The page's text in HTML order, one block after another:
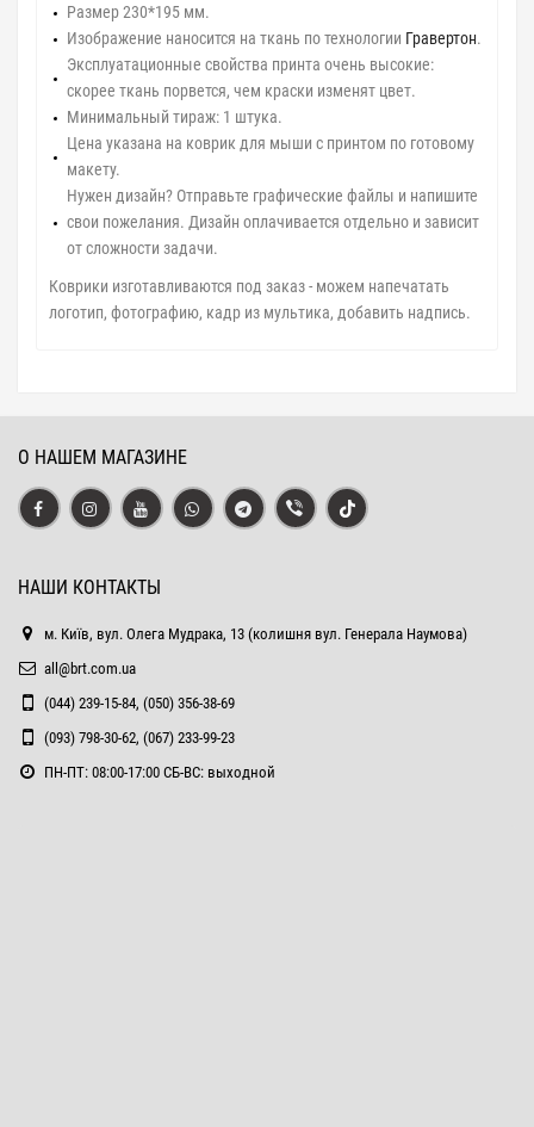
Размер 230*195 мм.
Изображение наносится на ткань по технологии Гравертон.
Эксплуатационные свойства принта очень высокие:
скорее ткань порвется, чем краски изменят цвет.
Минимальный тираж: 1 штука.
Цена указана на коврик для мыши с принтом по готовому
макету.
Нужен дизайн? Отправьте графические файлы и напишите
свои пожелания. Дизайн оплачивается отдельно и зависит
от сложности задачи.
Коврики изготавливаются под заказ - можем напечатать
логотип, фотографию, кадр из мультика, добавить надпись.
О НАШЕМ МАГАЗИНЕ
НАШИ КОНТАКТЫ
м. Київ, вул. Олега Мудрака, 13 (колишня вул. Генерала Наумова)
all@brt.com.ua
(044) 239-15-84, (050) 356-38-69
(093) 798-30-62, (067) 233-99-23
ПН-ПТ: 08:00-17:00 СБ-ВС: выходной